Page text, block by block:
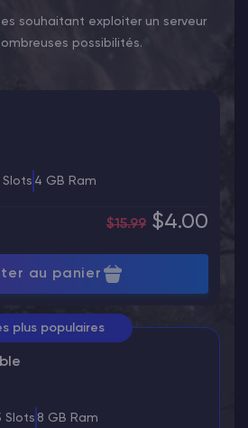
souhaitant exploiter un serveur
possibilités.
Slots 4 GB Ram
$15.99 $4.00
au panier
plus populaires
Slots 8 GB Ram